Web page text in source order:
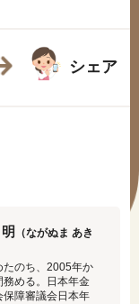
シェア
（ながぬま あき
たのち、2005年か
務める。日本年金
保障審議会日本年